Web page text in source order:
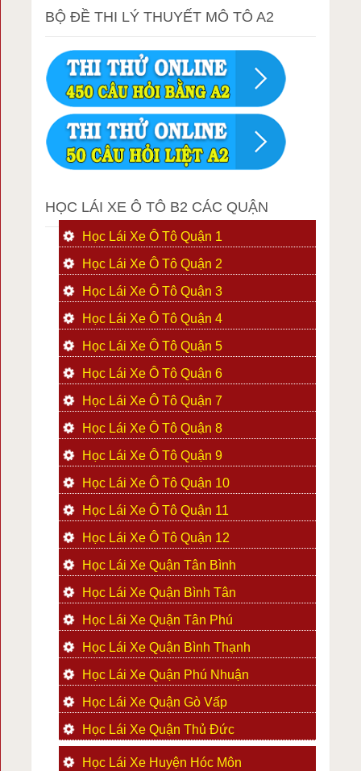
BỘ ĐỀ THI LÝ THUYẾT MÔ TÔ A2
HỌC LÁI XE Ô TÔ B2 CÁC QUẬN
Học Lái Xe Ô Tô Quận 1
Học Lái Xe Ô Tô Quận 2
Học Lái Xe Ô Tô Quận 3
Học Lái Xe Ô Tô Quận 4
Học Lái Xe Ô Tô Quận 5
Học Lái Xe Ô Tô Quận 6
Học Lái Xe Ô Tô Quận 7
Học Lái Xe Ô Tô Quận 8
Học Lái Xe Ô Tô Quận 9
Học Lái Xe Ô Tô Quận 10
Học Lái Xe Ô Tô Quận 11
Học Lái Xe Ô Tô Quận 12
Học Lái Xe Quận Tân Bình
Học Lái Xe Quận Bình Tân
Học Lái Xe Quận Tân Phú
Học Lái Xe Quận Bình Thạnh
Học Lái Xe Quận Phú Nhuận
Học Lái Xe Quận Gò Vấp
Học Lái Xe Quận Thủ Đức
Học Lái Xe Huyện Hóc Môn